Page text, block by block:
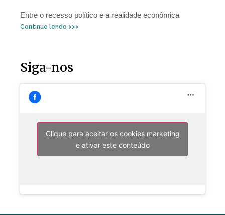
Entre o recesso político e a realidade econômica
Continue lendo >>>
Siga-nos
Clique para aceitar os cookies marketing
e ativar este conteúdo